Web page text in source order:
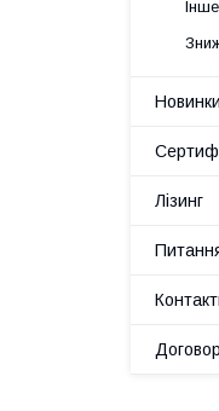
Новинки
Лізинг